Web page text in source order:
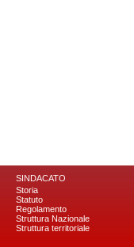
SINDACATO
Storia
Statuto
Regolamento
Struttura Nazionale
Struttura territoriale